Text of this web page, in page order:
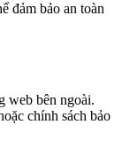
đảm bảo an toàn
web bên ngoài.
chính sách bảo